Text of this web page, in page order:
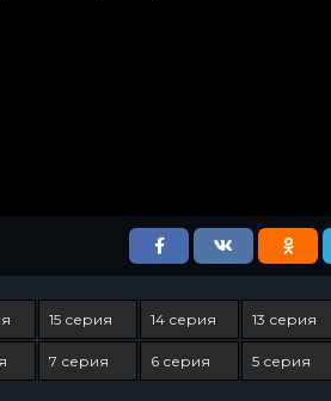
15 серия 14 серия 13 серия
7 серия 6 серия 5 серия